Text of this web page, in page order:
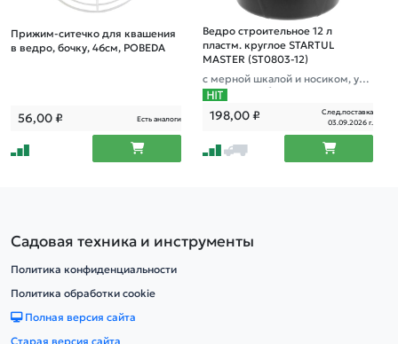
Прижим-ситечко для квашения
в ведро, бочку, 46см, POBEDA
56,00₽ Есть аналоги
Ведро строительное 12 л
пластм. круглое STARTUL
MASTER (ST0803-12)
с мерной шкалой и носиком, уси
лено доп.ребрами жесткости
198,00₽
След.поставка
03.09.2026 г.
Садовая техника и инструменты
Политика конфиденциальности
Политика обработки cookie
Полная версия сайта
Старая версия сайта